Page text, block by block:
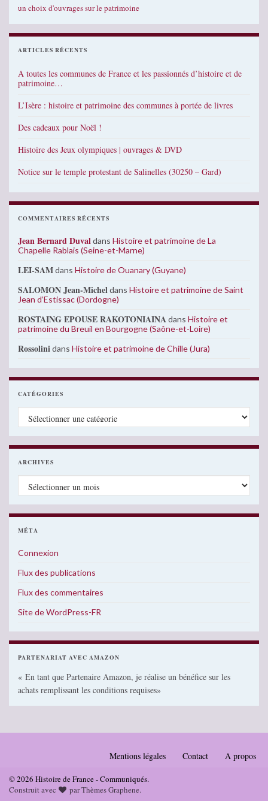
un choix d'ouvrages sur le patrimoine
ARTICLES RÉCENTS
A toutes les communes de France et les passionnés d’histoire et de
patrimoine…
L’Isère : histoire et patrimoine des communes à portée de livres
Des cadeaux pour Noël !
Histoire des Jeux olympiques | ouvrages & DVD
Notice sur le temple protestant de Salinelles (30250 – Gard)
COMMENTAIRES RÉCENTS
Jean Bernard Duvaldans Histoire et patrimoine de La
Chapelle Rablais (Seine-et-Marne)
LEI-SAMdans Histoire de Ouanary (Guyane)
SALOMON Jean-Micheldans Histoire et patrimoine de Saint
Jean d’Estissac (Dordogne)
ROSTAING EPOUSE RAKOTONIAINAdans Histoire et
patrimoine du Breuil en Bourgogne (Saône-et-Loire)
Rossolinidans Histoire et patrimoine de Chille (Jura)
CATÉGORIES
Catégories
ARCHIVES
Archives
MÉTA
Connexion
Flux des publications
Flux des commentaires
Site de WordPress-FR
PARTENARIAT AVEC AMAZON
« En tant que Partenaire Amazon, je réalise un bénéfice sur les
achats remplissant les conditions requises»
Mentions légales Contact A propos
© 2026 Histoire de France - Communiqués.
Construit avec
parThèmes Graphene.